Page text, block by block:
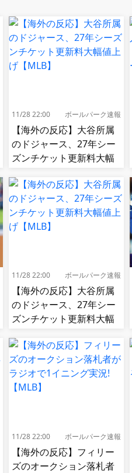
11/28 22:00 ボールパーク速報
【海外の反応】大谷所属
のドジャース、27年シー
ズンチケット更新料大幅
11/28 22:00 ボールパーク速報
【海外の反応】大谷所属
のドジャース、27年シー
ズンチケット更新料大幅
11/28 22:00 ボールパーク速報
【海外の反応】フィリー
ズのオークション落札者